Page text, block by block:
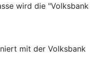
wird die "Volksbank
mit der Volksbank